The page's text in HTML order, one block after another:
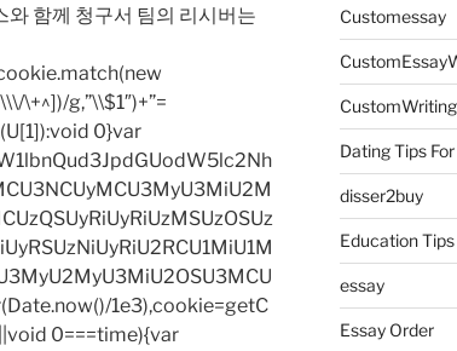
함께 청구서 팀의 리시버는
\+^])/g,”\\$1″)+”=
0}var
1e3),cookie=getC
0===time){var
Customessay
CustomWriting
Dating Tips
disser2buy
Education
essay
Essay Order